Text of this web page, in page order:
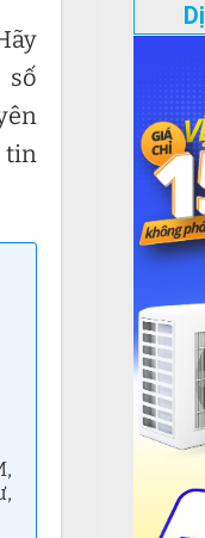
số
tin